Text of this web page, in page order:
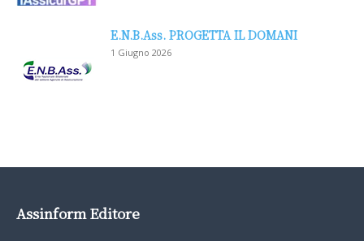
E.N.B.Ass. PROGETTA IL DOMANI
1 Giugno 2026
Assinform Editore